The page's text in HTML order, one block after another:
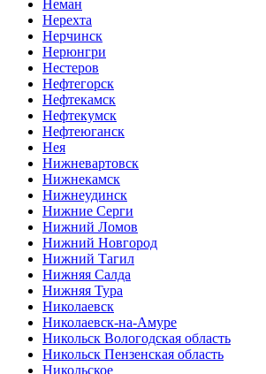
Неман
Нерехта
Нерчинск
Нерюнгри
Нестеров
Нефтегорск
Нефтекамск
Нефтекумск
Нефтеюганск
Нея
Нижневартовск
Нижнекамск
Нижнеудинск
Нижние Серги
Нижний Ломов
Нижний Новгород
Нижний Тагил
Нижняя Салда
Нижняя Тура
Николаевск
Николаевск-на-Амуре
Никольск Вологодская область
Никольск Пензенская область
Никольское